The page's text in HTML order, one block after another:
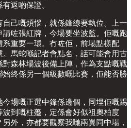
返啲保證。
己嘅煩惱，就係鋒線要執位。上一
咗張紅牌，今場要坐波監。佢嘅跑
重要一環。冇咗佢，前場點樣配
馬蛇喺記者會點名，話可能會用古
森林場波後備上陣，作為支點嘅戰
終係另一個級數嘅比賽，佢能否勝
今場嘅正選中鋒係邊個，同埋佢嘅踢
到嘅柱躉，定係會好似祖奧柏度
外，亦都要觀察我哋兩翼同中場，